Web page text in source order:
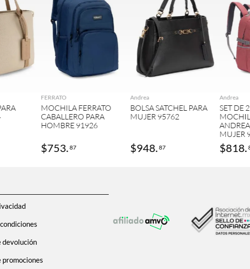
AGREGAR
FERRATO
MOCHILA FERRATO
CABALLERO PARA
HOMBRE 91926
$753.87
AGREGAR
Andrea
BOLSA SATCHEL PARA
MUJER 95762
$948.87
Andrea
SET DE
MUJER
$818.
devolución
promociones